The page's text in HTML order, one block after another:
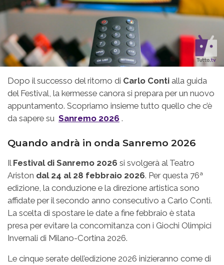
Dopo il successo del ritorno di Carlo Conti alla guida
del Festival, la kermesse canora si prepara per un nuovo
appuntamento. Scopriamo insieme tutto quello che c’è
da sapere su Sanremo 2026 .
Quando andrà in onda Sanremo 2026
Il Festival di Sanremo 2026 si svolgerà al Teatro
Ariston dal 24 al 28 febbraio 2026. Per questa 76ª
edizione, la conduzione e la direzione artistica sono
affidate per il secondo anno consecutivo a Carlo Conti.
La scelta di spostare le date a fine febbraio è stata
presa per evitare la concomitanza con i Giochi Olimpici
Invernali di Milano-Cortina 2026.
Le cinque serate dell’edizione 2026 inizieranno come di